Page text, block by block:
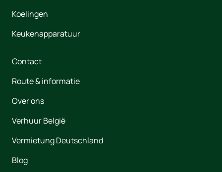
Koelingen
Keukenapparatuur
Contact
Route & informatie
Over ons
Verhuur België
Vermietung Deutschland
Blog